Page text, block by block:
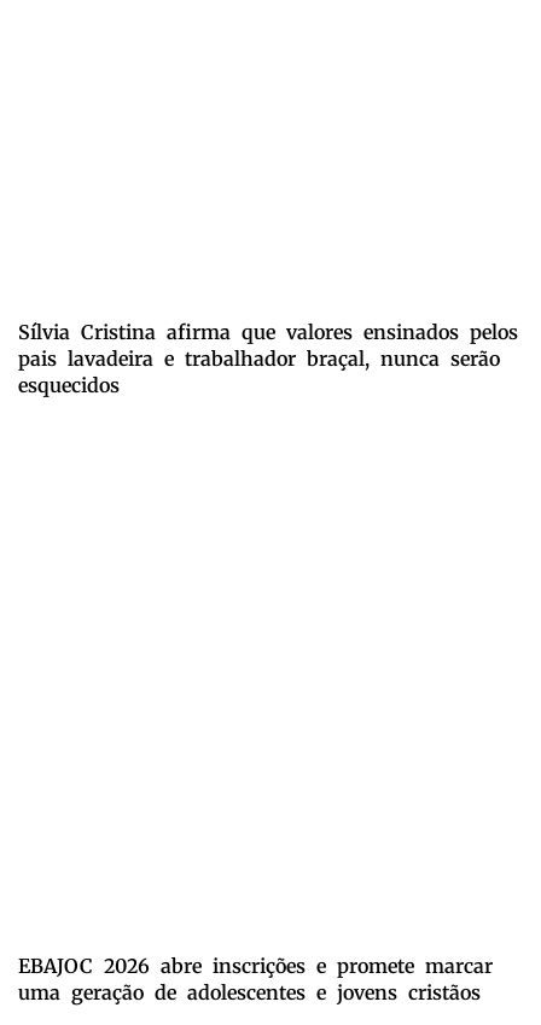
Sílvia Cristina afirma que valores ensinados pelos
pais lavadeira e trabalhador braçal, nunca serão
esquecidos
EBAJOC 2026 abre inscrições e promete marcar
uma geração de adolescentes e jovens cristãos